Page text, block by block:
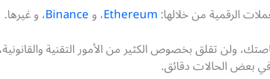
الرقمية من خلالها:Ethereum، وBinance، و غيرها.
ولن تقلق بخصوص الكثير من الأمور التقنية
بعض الحالات دقائق.